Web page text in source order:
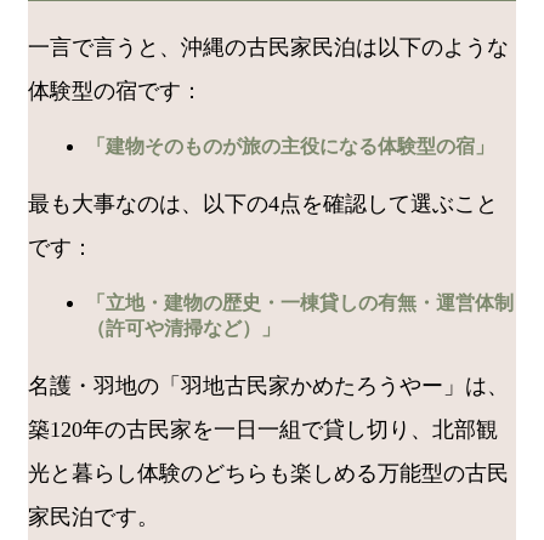
一言で言うと、沖縄の古民家民泊は以下のような
体験型の宿です：
「建物そのものが旅の主役になる体験型の宿」
最も大事なのは、以下の4点を確認して選ぶこと
です：
「立地・建物の歴史・一棟貸しの有無・運営体制
（許可や清掃など）」
名護・羽地の「羽地古民家かめたろうやー」は、
築120年の古民家を一日一組で貸し切り、北部観
光と暮らし体験のどちらも楽しめる万能型の古民
家民泊です。